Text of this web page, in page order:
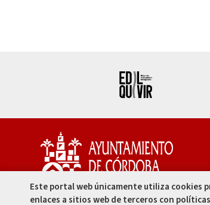
Este portal web únicamente utiliza cookies
enlaces a sitios web de terceros con